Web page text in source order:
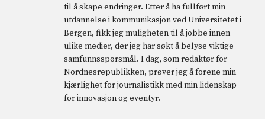
til å skape endringer. Etter å ha fullført min
utdannelse i kommunikasjon ved Universitetet i
Bergen, fikk jeg muligheten til å jobbe innen
ulike medier, der jeg har søkt å belyse viktige
samfunnsspørsmål. I dag, som redaktør for
Nordnesrepublikken, prøver jeg å forene min
kjærlighet for journalistikk med min lidenskap
for innovasjon og eventyr.